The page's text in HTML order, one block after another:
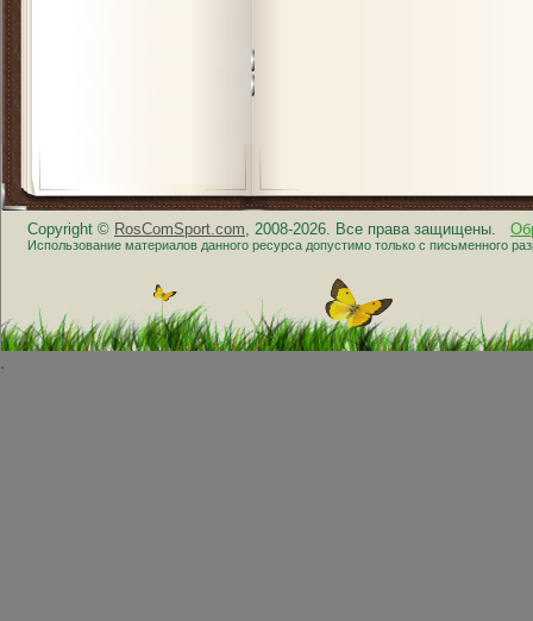
Copyright © RosComSport.com, 2008-2026. Все права защищены.
Использование материалов данного ресурса допустимо только с письменного
.